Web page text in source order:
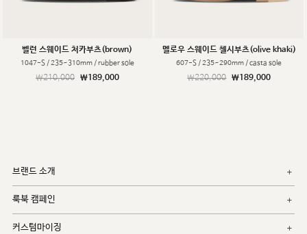
벨런 스웨이드 처카부츠(brown)
1047-S / 235~310mm / rubber sole
￦210,000 ￦189,000
멜로우 스웨이드 첼시부츠(olive khaki)
607-S / 235~290mm / casta sole
￦220,000 ￦189,000
브랜드 소개
룩북 캠페인
커스텀마이징